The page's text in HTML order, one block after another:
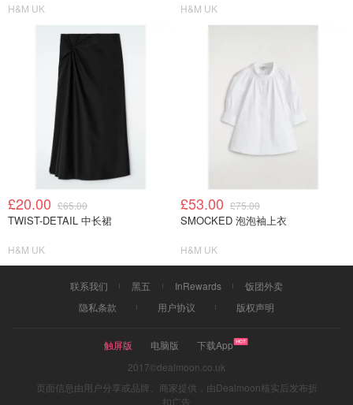
H&M UK H&M UK
£20.00 £65.00
TWIST-DETAIL 中长裙
H&M UK
£53.00 £75.00
SMOCKED 泡泡袖上衣
H&M UK
联系我们 黑五 InRewards
饭团外卖
隐私条款
用户协议 版权声明
触屏版 电脑版
下载App
2017©dealmoon.co.uk
页面信息由用户分享或品牌、商家提供，由Dealmoon核实后发布折
扣广告